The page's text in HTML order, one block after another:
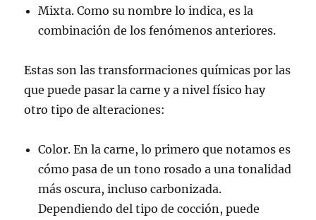
Mixta. Como su nombre lo indica, es la
combinación de los fenómenos anteriores.
Estas son las transformaciones químicas por las
que puede pasar la carne y a nivel físico hay
otro tipo de alteraciones:
Color. En la carne, lo primero que notamos es
cómo pasa de un tono rosado a una tonalidad
más oscura, incluso carbonizada.
Dependiendo del tipo de cocción, puede